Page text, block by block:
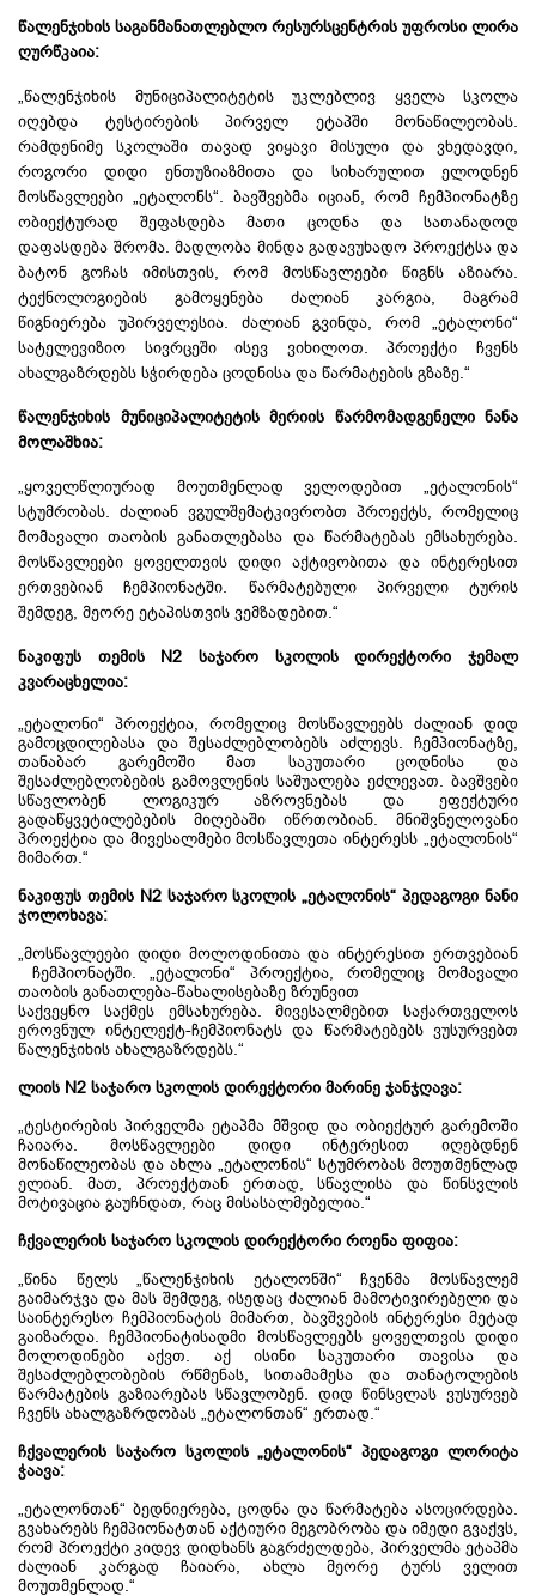
წალენჯიხის საგანმანათლებლო რესურსცენტრის უფროსი ლირა
ღურწკაია:
„წალენჯიხის მუნიციპალიტეტის უკლებლივ ყველა სკოლა
იღებდა ტესტირების პირველ ეტაპში მონაწილეობას.
რამდენიმე სკოლაში თავად ვიყავი მისული და ვხედავდი,
როგორი დიდი ენთუზიაზმითა და სიხარულით ელოდნენ
მოსწავლეები „ეტალონს“. ბავშვებმა იციან, რომ ჩემპიონატზე
ობიექტურად შეფასდება მათი ცოდნა და სათანადოდ
დაფასდება შრომა. მადლობა მინდა გადავუხადო პროექტსა და
ბატონ გოჩას იმისთვის, რომ მოსწავლეები წიგნს აზიარა.
ტექნოლოგიების გამოყენება ძალიან კარგია, მაგრამ
წიგნიერება უპირველესია. ძალიან გვინდა, რომ „ეტალონი“
სატელევიზიო სივრცეში ისევ ვიხილოთ. პროექტი ჩვენს
ახალგაზრდებს სჭირდება ცოდნისა და წარმატების გზაზე.“
წალენჯიხის მუნიციპალიტეტის მერიის წარმომადგენელი ნანა
მოლაშხია:
„ყოველწლიურად მოუთმენლად ველოდებით „ეტალონის“
სტუმრობას. ძალიან ვგულშემატკივრობთ პროექტს, რომელიც
მომავალი თაობის განათლებასა და წარმატებას ემსახურება.
მოსწავლეები ყოველთვის დიდი აქტივობითა და ინტერესით
ერთვებიან ჩემპიონატში. წარმატებული პირველი ტურის
შემდეგ, მეორე ეტაპისთვის ვემზადებით.“
ნაკიფუს თემის N2 საჯარო სკოლის დირექტორი ჯემალ
კვარაცხელია:
„ეტალონი“ პროექტია, რომელიც მოსწავლეებს ძალიან დიდ
გამოცდილებასა და შესაძლებლობებს აძლევს. ჩემპიონატზე,
თანაბარ გარემოში მათ საკუთარი ცოდნისა და
შესაძლებლობების გამოვლენის საშუალება ეძლევათ. ბავშვები
სწავლობენ ლოგიკურ აზროვნებას და ეფექტური
გადაწყვეტილებების მიღებაში იწრთობიან. მნიშვნელოვანი
პროექტია და მივესალმები მოსწავლეთა ინტერესს „ეტალონის“
მიმართ.“
ნაკიფუს თემისN2 საჯარო სკოლის„ეტალონის“პედაგოგი ნანი
ჯოლოხავა:
„მოსწავლეები დიდი მოლოდინითა და ინტერესით ერთვებიან
ჩემპიონატში. „ეტალონი“ პროექტია, რომელიც მომავალი
თაობის განათლება-წახალისებაზე ზრუნვით
საქვეყნო საქმეს ემსახურება. მივესალმებით საქართველოს
ეროვნულ ინტელექტ-ჩემპიონატს და წარმატებებს ვუსურვებთ
წალენჯიხის ახალგაზრდებს.“
ლიის N2 საჯარო სკოლის დირექტორი მარინე ჯანჯღავა:
„ტესტირების პირველმა ეტაპმა მშვიდ და ობიექტურ გარემოში
ჩაიარა. მოსწავლეები დიდი ინტერესით იღებდნენ
მონაწილეობას და ახლა „ეტალონის“ სტუმრობას მოუთმენლად
ელიან. მათ, პროექტთან ერთად, სწავლისა და წინსვლის
მოტივაცია გაუჩნდათ, რაც მისასალმებელია.“
ჩქვალერის საჯარო სკოლის დირექტორი როენა ფიფია:
„წინა წელს „წალენჯიხის ეტალონში“ ჩვენმა მოსწავლემ
გაიმარჯვა და მას შემდეგ, ისედაც ძალიან მამოტივირებელი და
საინტერესო ჩემპიონატის მიმართ, ბავშვების ინტერესი მეტად
გაიზარდა. ჩემპიონატისადმი მოსწავლეებს ყოველთვის დიდი
მოლოდინები აქვთ. აქ ისინი საკუთარი თავისა და
შესაძლებლობების რწმენას, სითამამესა და თანატოლების
წარმატების გაზიარებას სწავლობენ. დიდ წინსვლას ვუსურვებ
ჩვენს ახალგაზრდობას „ეტალონთან“ ერთად.“
ჩქვალერის საჯარო სკოლის„ეტალონის“პედაგოგი ლორიტა
ჭაავა:
„ეტალონთან“ ბედნიერება, ცოდნა და წარმატება ასოცირდება.
გვახარებს ჩემპიონატთან აქტიური მეგობრობა და იმედი გვაქვს,
რომ პროექტი კიდევ დიდხანს გაგრძელდება, პირველმა ეტაპმა
ძალიან კარგად ჩაიარა, ახლა მეორე ტურს ველით
მოუთმენლად.“